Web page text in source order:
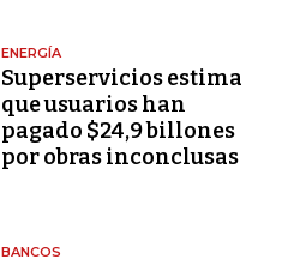
ENERGÍA
Superservicios estima
que usuarios han
pagado $24,9 billones
por obras inconclusas
BANCOS